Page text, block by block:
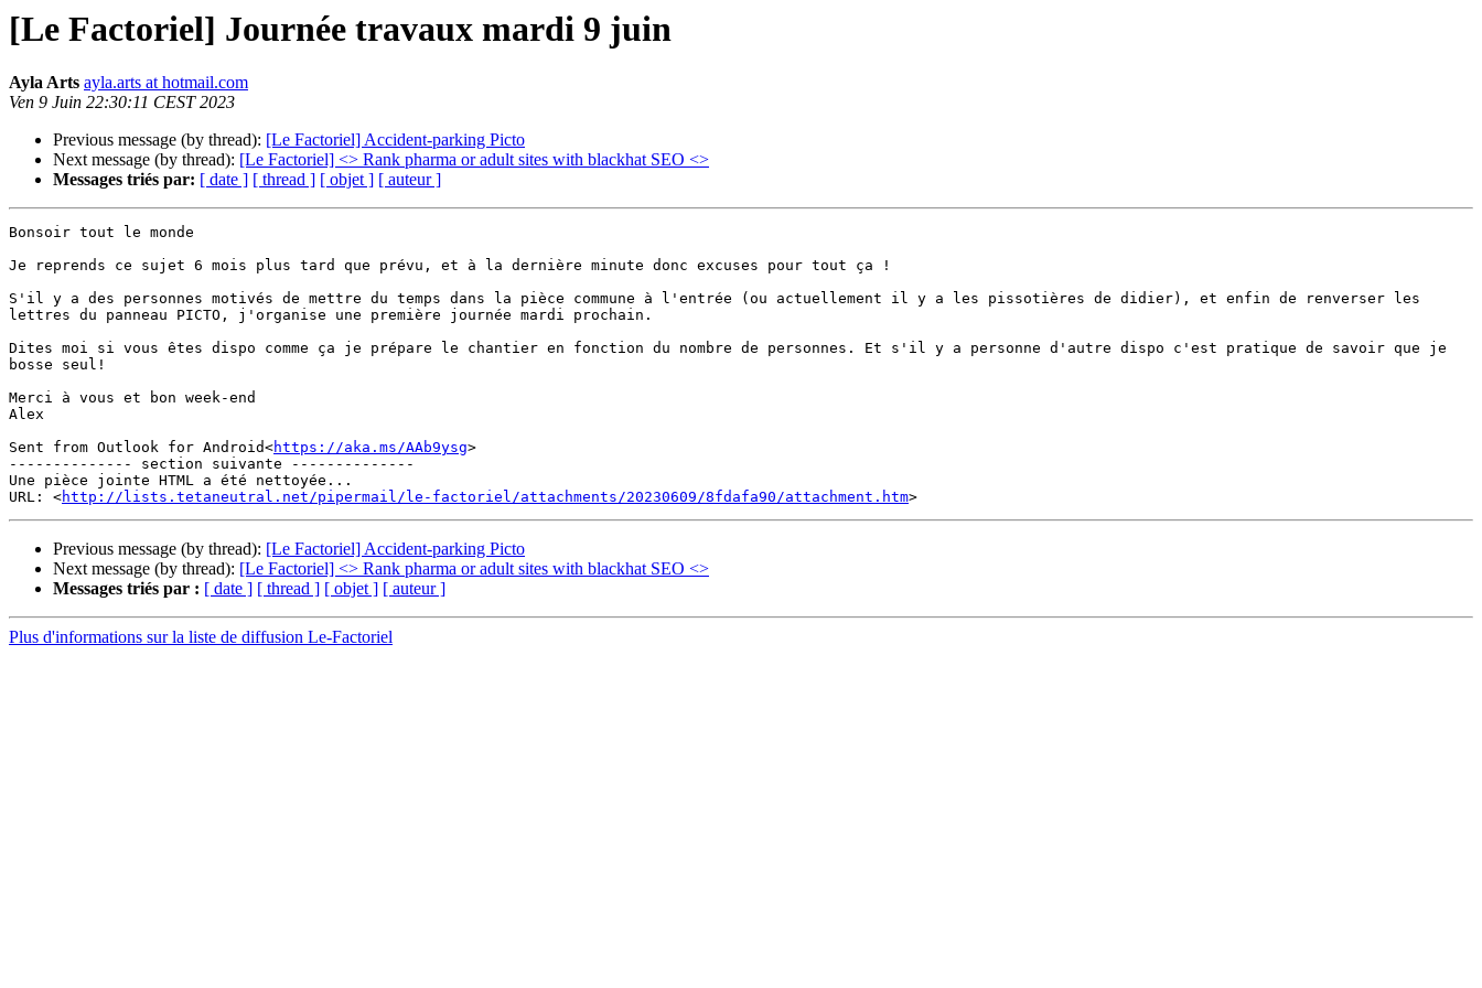
[Le Factoriel] Journée travaux mardi 9 juin
Ayla Arts ayla.arts at hotmail.com
Ven 9 Juin 22:30:11 CEST 2023
Previous message (by thread): [Le Factoriel] Accident-parking Picto
Next message (by thread): [Le Factoriel] <> Rank pharma or adult sites with blackhat SEO <>
Messages triés par: [ date ] [ thread ] [ objet ] [ auteur ]
Bonsoir tout le monde
Je reprends ce sujet 6 mois plus tard que prévu, et à la dernière minute donc excuses pour tout ça !
S'il y a des personnes motivés de mettre du temps dans la pièce commune à l'entrée (ou actuellement il y a les pissotières de didier), et enfin de renverser les
lettres du panneau PICTO, j'organise une première journée mardi prochain.
Dites moi si vous êtes dispo comme ça je prépare le chantier en fonction du nombre de personnes. Et s'il y a personne d'autre dispo c'est pratique de savoir que je
bosse seul!
Merci à vous et bon week-end
Alex
Sent from Outlook for Android<https://aka.ms/AAb9ysg>
-------------- section suivante --------------
Une pièce jointe HTML a été nettoyée...
URL: <http://lists.tetaneutral.net/pipermail/le-factoriel/attachments/20230609/8fdafa90/attachment.htm
Previous message (by thread): [Le Factoriel] Accident-parking Picto
Next message (by thread): [Le Factoriel] <> Rank pharma or adult sites with blackhat SEO <>
Messages triés par : [ date ] [ thread ] [ objet ] [ auteur ]
Plus d'informations sur la liste de diffusion Le-Factoriel